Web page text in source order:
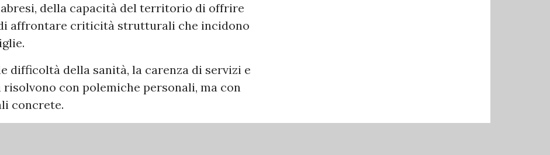
della capacità del territorio di offrire
affrontare criticità strutturali che incidono
difficoltà della sanità, la carenza di servizi e
con polemiche personali, ma con
concrete.